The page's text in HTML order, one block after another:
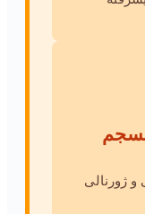
و ژورنالی